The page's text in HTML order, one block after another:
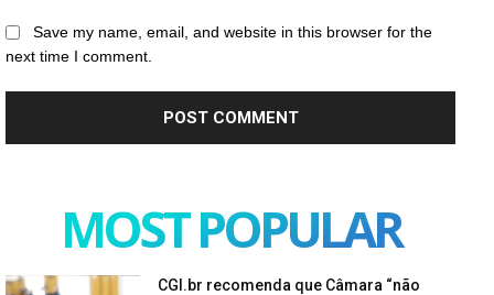
Save my name, email, and website in this browser for the
next time I comment.
MOST POPULAR
CGI.br recomenda que Câmara “não